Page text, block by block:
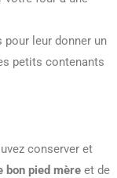
pour leur donner un
petits contenants
conserver et
bon pied mère et de